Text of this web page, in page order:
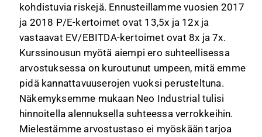
kohdistuvia riskejä. Ennusteillamme vuosien 2017
ja 2018 P/E-kertoimet ovat 13,5x ja 12x ja
vastaavat EV/EBITDA-kertoimet ovat 8x ja 7x.
Kurssinousun myötä aiempi ero suhteellisessa
arvostuksessa on kuroutunut umpeen, mitä emme
pidä kannattavuuserojen vuoksi perusteltuna.
Näkemyksemme mukaan Neo Industrial tulisi
hinnoitella alennuksella suhteessa verrokkeihin.
Mielestämme arvostustaso ei myöskään tarjoa